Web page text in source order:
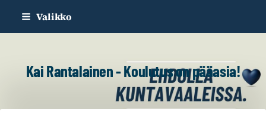
Siirry Valikko
Kai Rantalainen - Koulutus on pääasia!